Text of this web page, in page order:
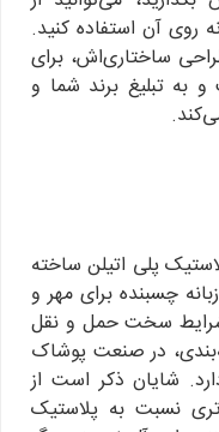
روی آن استفاده کنید.
ساختاری‌اش، برای
به تبلیغ برند شما و
پلی اتیلن ساخته
چسبنده برای مهر و
سخت حمل و نقل
در صنعت پوشاک
شایان ذکر است از
نسبت به پلاستیک